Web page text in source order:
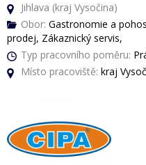
Jihlava (kraj Vysočina)
Obor: Gastronomie a
prodej, Zákaznický servis,
Typ pracovního poměru:
Místo pracoviště: kraj